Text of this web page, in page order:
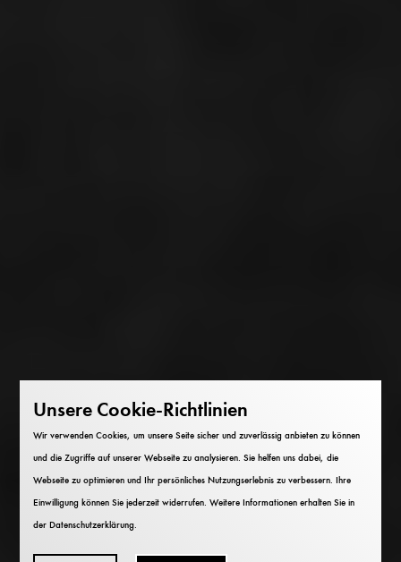
Unsere Cookie-Richtlinien
Wir verwenden Cookies, um unsere Seite sicher und zuverlässig anbieten zu können
und die Zugriffe auf unserer Webseite zu analysieren. Sie helfen uns dabei, die
Webseite zu optimieren und Ihr persönliches Nutzungserlebnis zu verbessern. Ihre
Einwilligung können Sie jederzeit widerrufen. Weitere Informationen erhalten Sie in
derDatenschutzerklärung